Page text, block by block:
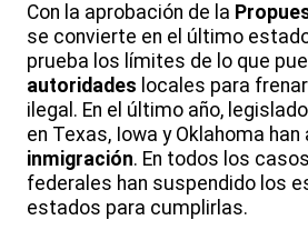
Con la aprobación de la
se convierte en el último
prueba los límites de lo que
autoridades locales para
ilegal. En el último año,
en Texas, Iowa y Oklahoma
inmigración. En todos los
federales han suspendido los
estados para cumplirlas.